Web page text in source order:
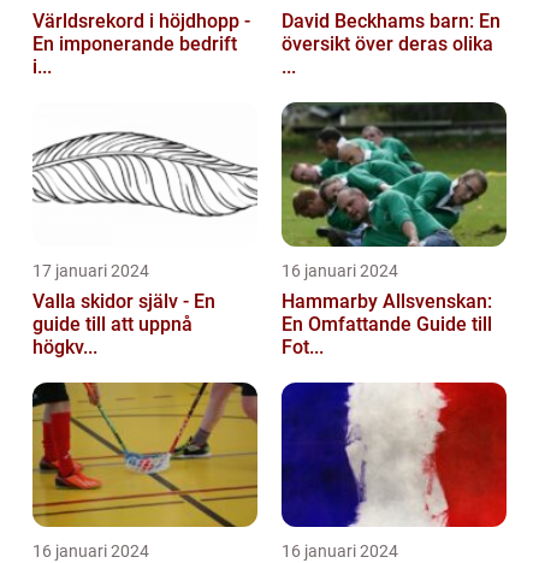
Världsrekord i höjdhopp -
En imponerande bedrift
i...
David Beckhams barn: En
översikt över deras olika
...
17 januari 2024
Valla skidor själv - En
guide till att uppnå
högkv...
16 januari 2024
Hammarby Allsvenskan:
En Omfattande Guide till
Fot...
16 januari 2024 16 januari 2024